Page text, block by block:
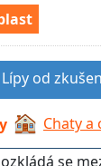
od
Chaty a
se